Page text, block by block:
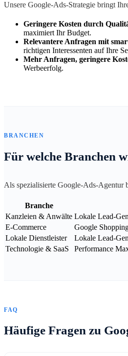
Unsere Google-Ads-Strategie bringt
Geringere Kosten durch
maximiert Ihr Budget.
Relevantere Anfragen mit
richtigen Interessenten auf Ihre
Mehr Anfragen, geringere
Werbeerfolg.
BRANCHEN
Für welche Branchen
Als spezialisierte Google-Ads-Agentur
Branche
Kanzleien & Anwälte Lokale Lead-
E-Commerce
Google
Lokale Dienstleister
Lokale Lead-
Technologie & SaaS
Performance
FAQ
Häufige Fragen zu